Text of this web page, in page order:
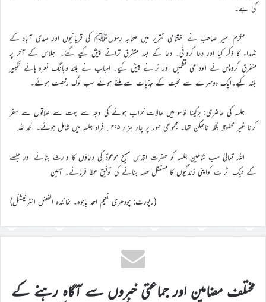
کی ہے۔
مکرم امیر صاحب نے اختتامی تقریر میں صحابہ رسولﷺ کی قربانیوں اور مہدی آباد کے
شہداء کا ذکر کیا اور دعا کروائی۔ دعا کے بعد متفرق ترانے پیش کیے گئے۔ اجلاس کے آخر پر
متفرق گروپس نے الوداعی نظمیں اور ترانے پیش کیے۔ احباب نے بلند وبانگ نعرہ ہائے تکبیر
بلند کیے۔ایک دوسرے سے محبت کے جذبات سے ملتے ہوئے سب لوگ رخصت ہوئے۔
جلسہ کی حاضری: برکینا فاسو میں حالات خراب ہونے کی وجہ سے بہت سے علاقوں سے سفر
کرنا غیر محفوظ بلکہ ناممکن تھا۔ مجموعی طور پر چار ہزار ۴۹۵؍افراد جلسہ میں شامل ہوئے۔ الحمد للہ
اللہ تعالیٰ سب شاملین جلسہ کو حضرت اقدس مسیح موعودؑ کی دعاؤں کا وارث بنائے اور جلسے
کے نیک اثرات کواپنی زندگیوں کا مستقل حصہ بنانے کی توفیق عطا فرمائے۔ آمین
(رپورٹ: چودھری نعیم احمد باجوہ۔ نمائندہ الفضل انٹرنیشنل)
مختلف مضامین اور جماعتی خبروں سے آگاہ رہنے کے